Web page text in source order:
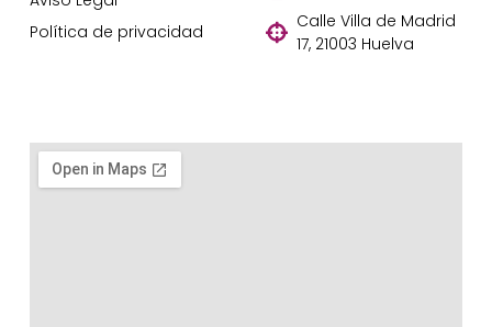
Política de privacidad
Calle Villa de Madrid
17, 21003 Huelva